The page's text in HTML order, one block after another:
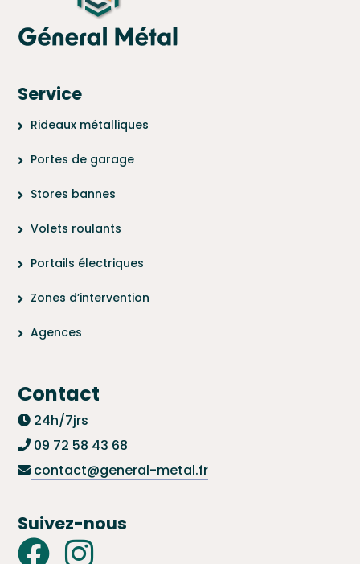
Service
Rideaux métalliques
Portes de garage
Stores bannes
Volets roulants
Portails électriques
Zones d’intervention
Agences
Contact
24h/7jrs
09 72 58 43 68
contact@general-metal.fr
Suivez-nous